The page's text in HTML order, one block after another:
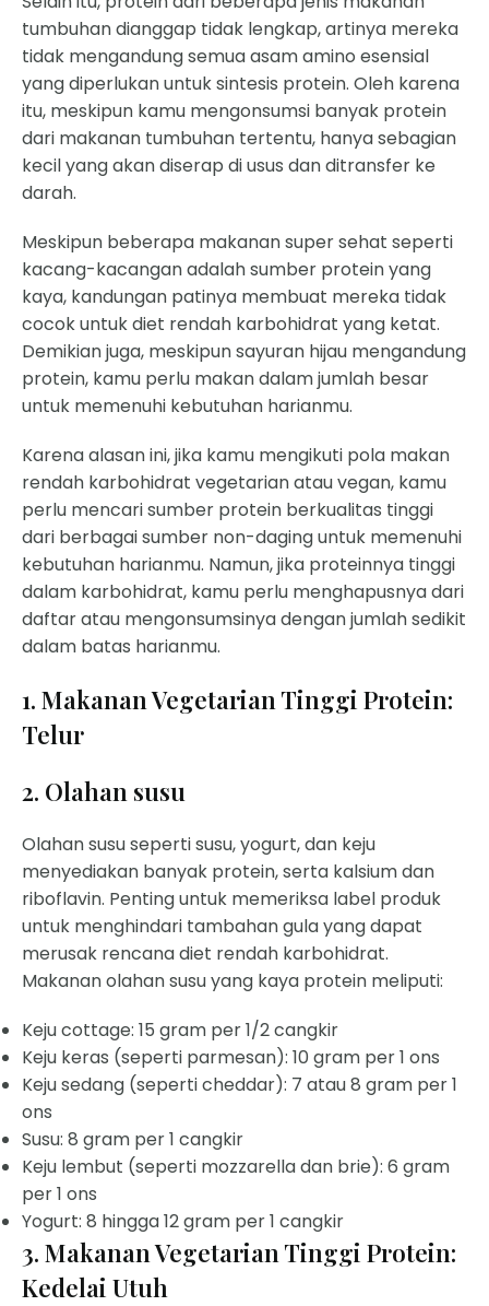
tumbuhan dianggap tidak lengkap, artinya mereka
tidak mengandung semua asam amino esensial
yang diperlukan untuk sintesis protein. Oleh karena
itu, meskipun kamu mengonsumsi banyak protein
dari makanan tumbuhan tertentu, hanya sebagian
kecil yang akan diserap di usus dan ditransfer ke
darah.
Meskipun beberapa makanan super sehat seperti
kacang-kacangan adalah sumber protein yang
kaya, kandungan patinya membuat mereka tidak
cocok untuk diet rendah karbohidrat yang ketat.
Demikian juga, meskipun sayuran hijau mengandung
protein, kamu perlu makan dalam jumlah besar
untuk memenuhi kebutuhan harianmu.
Karena alasan ini, jika kamu mengikuti pola makan
rendah karbohidrat vegetarian atau vegan, kamu
perlu mencari sumber protein berkualitas tinggi
dari berbagai sumber non-daging untuk memenuhi
kebutuhan harianmu. Namun, jika proteinnya tinggi
dalam karbohidrat, kamu perlu menghapusnya dari
daftar atau mengonsumsinya dengan jumlah sedikit
dalam batas harianmu.
1. Makanan Vegetarian Tinggi Protein:
Telur
2. Olahan susu
Olahan susu seperti susu, yogurt, dan keju
menyediakan banyak protein, serta kalsium dan
riboflavin. Penting untuk memeriksa label produk
untuk menghindari tambahan gula yang dapat
merusak rencana diet rendah karbohidrat.
Makanan olahan susu yang kaya protein meliputi:
Keju cottage: 15 gram per 1/2 cangkir
Keju keras (seperti parmesan): 10 gram per 1 ons
Keju sedang (seperti cheddar): 7 atau 8 gram per 1
ons
Susu: 8 gram per 1 cangkir
Keju lembut (seperti mozzarella dan brie): 6 gram
per 1 ons
Yogurt: 8 hingga 12 gram per 1 cangkir
3. Makanan Vegetarian Tinggi Protein:
Kedelai Utuh